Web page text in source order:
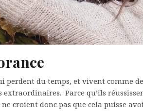
perdent du temps, et vivent comme
extraordinaires. Parce qu’ils
croient donc pas que cela puisse